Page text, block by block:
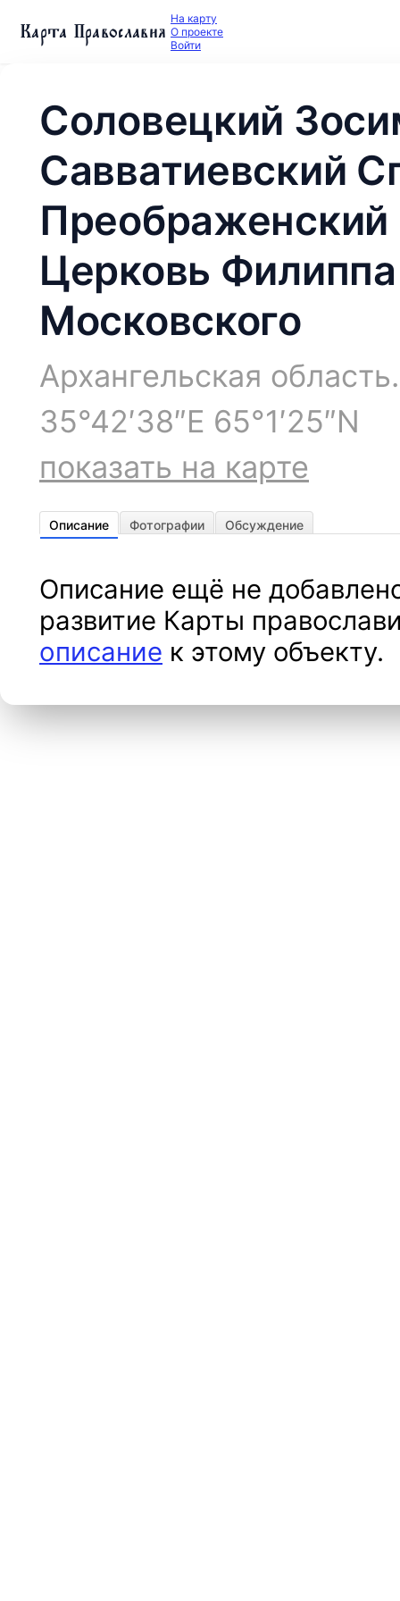
Карта Православия На карту
О проекте
Войти
Соловецкий
Савватиевский
Церковь
Московского
Архангельская
35°42′38″E 65°1′25″N
показать на карте
Описание Фотографии Обсуждение
Описание ещё не
развитие Карты
описание к этому объекту.